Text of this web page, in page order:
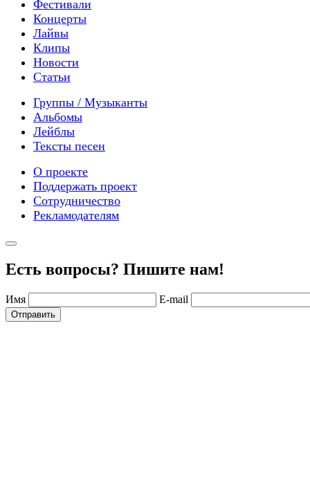
Фестивали
Концерты
Лайвы
Клипы
Новости
Статьи
Группы / Музыканты
Альбомы
Лейблы
Тексты песен
О проекте
Поддержать проект
Сотрудничество
Рекламодателям
Есть вопросы? Пишите нам!
Имя E-mail